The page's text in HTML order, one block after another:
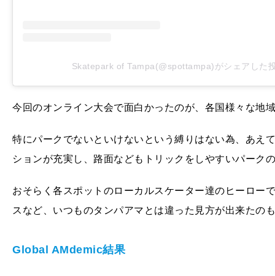
Skatepark of Tampa(@spottampa)がシェアした
今回のオンライン大会で面白かったのが、各国様々な地
特にパークでないといけないという縛りはない為、あえ
ションが充実し、路面などもトリックをしやすいパーク
おそらく各スポットのローカルスケーター達のヒーロー
スなど、いつものタンパアマとは違った見方が出来たの
Global AMdemic結果